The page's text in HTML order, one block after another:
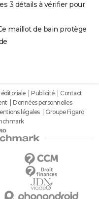
3 détails à vérifier pour
maillot de bain protège
Publicité
Contact
Données personnelles
légales
Groupe Figaro